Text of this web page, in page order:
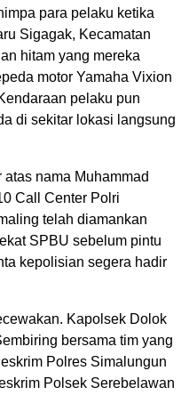
para pelaku ketika
Sigagak, Kecamatan
hitam yang mereka
motor Yamaha Vixion
pelaku pun
di sekitar lokasi langsung
nama Muhammad
Call Center Polri
telah diamankan
SPBU sebelum pintu
kepolisian segera hadir
Kapolsek Dolok
bersama tim yang
Polres Simalungun
Polsek Serebelawan